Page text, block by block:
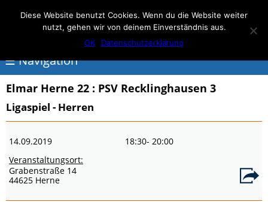
Elmar Herne 22
100% Handball
☰ Navigation
<
Über
Elmar
Herne
Events
Elmar Herne 22 : PSV Recklinghausen 3
Ligaspiel - Herren
14.09.2019 18:30- 20:00
Veranstaltungsort:
Grabenstraße 14
44625 Herne
Diese Website benutzt Cookies. Wenn du die Website weiter
nutzt, gehen wir von deinem Einverständnis aus.
OK
Datenschutzerklärung